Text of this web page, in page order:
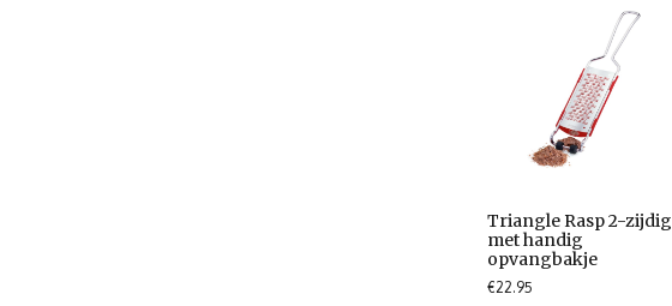
Triangle Rasp 2-zijdig
met handig
opvangbakje
€22.95